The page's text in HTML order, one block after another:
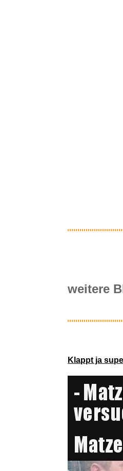
weitere
Klappt ja